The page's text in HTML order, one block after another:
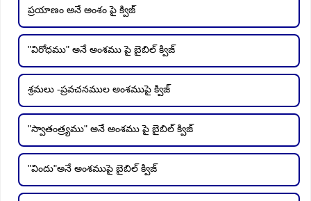
ప్రయాణం అనే అంశం పై క్విజ్
"విరోధము" అనే అంశము పై బైబిల్ క్విజ్
శ్రమలు -ప్రవచనముల అంశముపై క్విజ్
"స్వాతంత్ర్యము" అనే అంశము పై బైబిల్ క్విజ్
"విందు"అనే అంశముపై బైబిల్ క్విజ్